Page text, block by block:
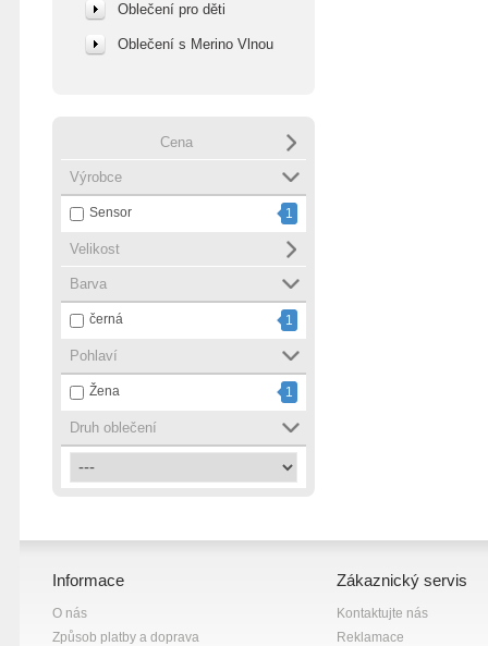
Oblečení pro děti
Oblečení s Merino Vlnou
Cena
Výrobce
Sensor 1
Velikost
Barva
černá 1
Pohlaví
Žena 1
Druh oblečení
Informace
O nás
Způsob platby a doprava
Zákaznický servis
Kontaktujte nás
Reklamace